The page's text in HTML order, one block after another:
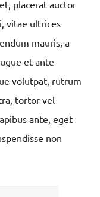
placerat auctor
vitae ultrices
mauris, a
et ante
volutpat, rutrum
tortor vel
ante, eget
non